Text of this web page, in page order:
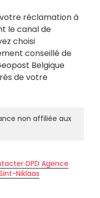
réclamation à
le canal de
choisi
conseillé de
Belgique
de votre
non affiliée aux
DPD Agence
Niklaas